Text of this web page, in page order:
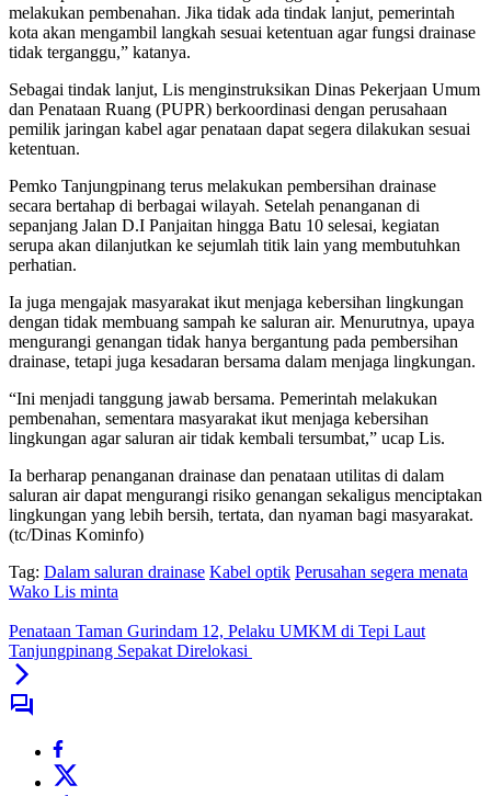
melakukan pembenahan. Jika tidak ada tindak lanjut, pemerintah
kota akan mengambil langkah sesuai ketentuan agar fungsi drainase
tidak terganggu,” katanya.
Sebagai tindak lanjut, Lis menginstruksikan Dinas Pekerjaan Umum
dan Penataan Ruang (PUPR) berkoordinasi dengan perusahaan
pemilik jaringan kabel agar penataan dapat segera dilakukan sesuai
ketentuan.
Pemko Tanjungpinang terus melakukan pembersihan drainase
secara bertahap di berbagai wilayah. Setelah penanganan di
sepanjang Jalan D.I Panjaitan hingga Batu 10 selesai, kegiatan
serupa akan dilanjutkan ke sejumlah titik lain yang membutuhkan
perhatian.
Ia juga mengajak masyarakat ikut menjaga kebersihan lingkungan
dengan tidak membuang sampah ke saluran air. Menurutnya, upaya
mengurangi genangan tidak hanya bergantung pada pembersihan
drainase, tetapi juga kesadaran bersama dalam menjaga lingkungan.
“Ini menjadi tanggung jawab bersama. Pemerintah melakukan
pembenahan, sementara masyarakat ikut menjaga kebersihan
lingkungan agar saluran air tidak kembali tersumbat,” ucap Lis.
Ia berharap penanganan drainase dan penataan utilitas di dalam
saluran air dapat mengurangi risiko genangan sekaligus menciptakan
lingkungan yang lebih bersih, tertata, dan nyaman bagi masyarakat.
(tc/Dinas Kominfo)
Tag: Dalam saluran drainase Kabel optik Perusahan segera menata
Wako Lis minta
Penataan Taman Gurindam 12, Pelaku UMKM di Tepi Laut
Tanjungpinang Sepakat Direlokasi